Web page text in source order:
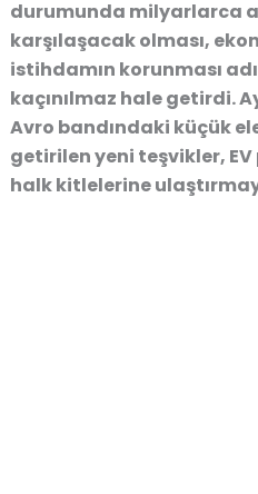
durumunda milyarlarca
karşılaşacak olması,
istihdamın korunması
kaçınılmaz hale getirdi.
Avro bandındaki küçük
getirilen yeni teşvikler, EV
halk kitlelerine